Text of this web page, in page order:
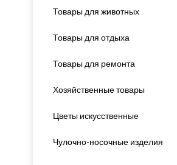
Товары для животных
Товары для отдыха
Товары для ремонта
Хозяйственные товары
Цветы искусственные
Чулочно-носочные изделия